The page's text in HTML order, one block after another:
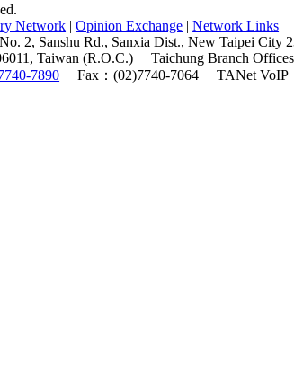
Network |Opinion Exchange |Network Links
2, Sanshu Rd., Sanxia Dist., New Taipei City
Taiwan (R.O.C.)
Taichung Branch
7890 Fax：(02)7740-7064 TANet VoIP